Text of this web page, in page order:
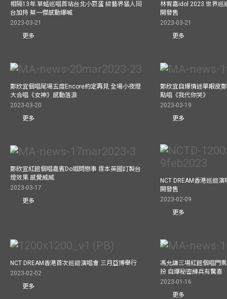
相隔13年 草蜢巡唱首站台北小巨蛋 綜藝界猛人同
台加持 蔡一傑感動爆喊
2023-03-21
更多
林宥嘉idol 2023 世界巡
開發售
2023-03-21
更多
鄭欣宜個唱尾場五度Encore約定再見 全場小夜燈
大合唱《女神》感動落淚
2023-03-20
更多
鄭欣宜自爆情迷單眼皮
點唱《我代你哭》
2023-03-19
更多
鄭欣宜紅館個唱嘉賓Do姐問戀事 揼本英國訂製台
燈效果 感覺威威
2023-03-17
更多
NCT DREAM香港巡迴
開發售
2023-02-09
更多
NCT DREAM香港首次巡迴演唱會 三月亞博舉行
2023-02-02
更多
馮允謙三場紅館個唱門
扮 自爆秘密練兵有驚喜
2023-01-16
更多